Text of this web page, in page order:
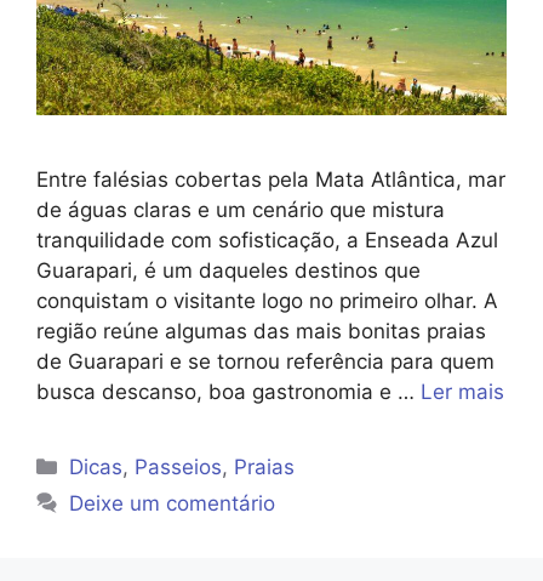
Entre falésias cobertas pela Mata Atlântica, mar
de águas claras e um cenário que mistura
tranquilidade com sofisticação, a Enseada Azul
Guarapari, é um daqueles destinos que
conquistam o visitante logo no primeiro olhar. A
região reúne algumas das mais bonitas praias
de Guarapari e se tornou referência para quem
busca descanso, boa gastronomia e … Ler mais
Categorias
Dicas, Passeios, Praias
Deixe um comentário